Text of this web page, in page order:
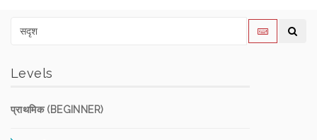
Levels
प्राथमिक (BEGINNER)